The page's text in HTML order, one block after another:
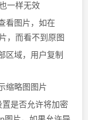
一样无效
图片，如在
，而看不到原图
域，用户复制
略图图片
是否允许将加密